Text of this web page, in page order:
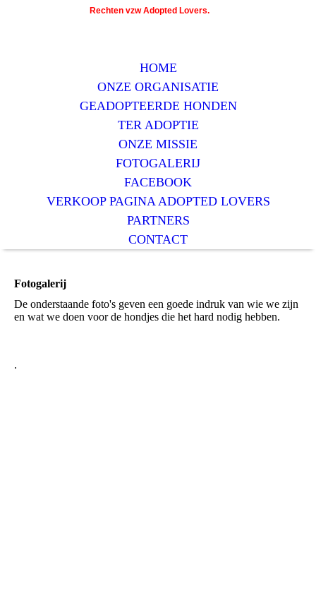
Rechten vzw Adopted Lovers.
HOME
ONZE ORGANISATIE
GEADOPTEERDE HONDEN
TER ADOPTIE
ONZE MISSIE
FOTOGALERIJ
FACEBOOK
VERKOOP PAGINA ADOPTED LOVERS
PARTNERS
CONTACT
Fotogalerij
De onderstaande foto's geven een goede indruk van wie we zijn
en wat we doen voor de hondjes die het hard nodig hebben.
.